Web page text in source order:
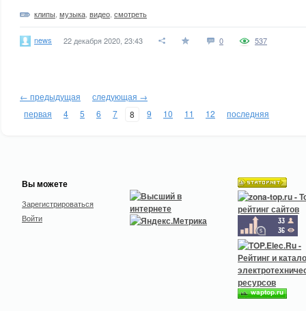
клипы музыка видео смотреть
news 22 декабря 2020, 23:43 0 537
← предыдущая
следующая →
первая
4 5 6 7 8 9 10 11 12 последняя
Вы можете
Зарегистрироваться
Войти